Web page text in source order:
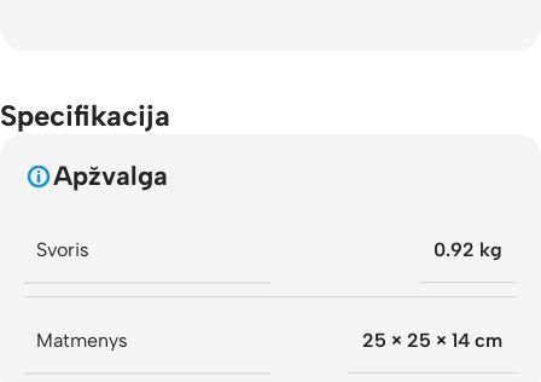
Specifikacija
Apžvalga
Svoris 0.92 kg
Matmenys 25 × 25 × 14 cm